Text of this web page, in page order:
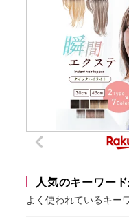
人気のキーワー
よく使われているキー